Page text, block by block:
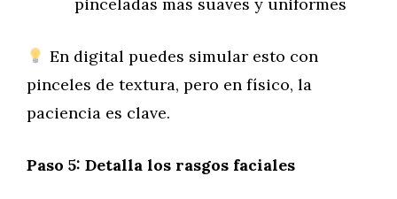
En digital puedes simular esto con
pinceles de textura, pero en físico, la
paciencia es clave.
Paso 5: Detalla los rasgos faciales